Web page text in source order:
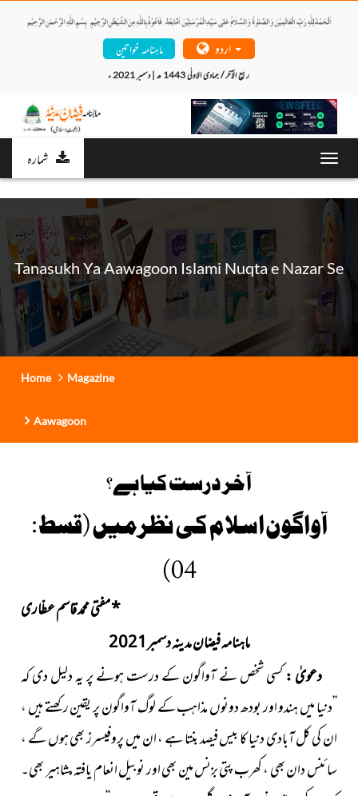
ماہنامہ خواتین
ربیع الآخر / جمادی الاولٰی 1443 ھ | دسمبر 2021 ء
شمارہ
Tanasukh Ya Aawagoon Islami Nuqta e Nazar Se
Home Magazine
Aawagoon
آخر درست کیا ہے؟
آواگون اسلام کی نظرمیں (قسط :
04)
*مفتی محمد قاسم عطّاری
ماہنامہ فیضان مدینہ دسمبر2021
دعویٰ :کسی شخص نے آواگون کے درست ہونے پر یہ دلیل دی کہ
’’دنیا میں ہندو اور بودھ دونوں مذاہب کے لوگ آواگون پر یقین رکھتے ہیں ،
ان کی کل آبادی دنیا کا بیس فیصد بنتا ہے ، ان میں پروفیسرز بھی ہوں گے ،
سائنس دان بھی ، کھرب پتی بزنس مین بھی اور نوبیل انعام یافتہ مشاہیر بھی۔